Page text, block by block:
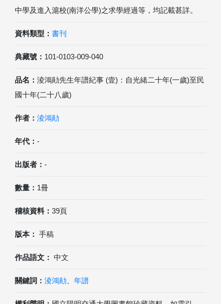
中學及進入滬校(南洋公學)之求學經過等，均記載甚詳。
資料類型： 書刊
典藏號： 101-0103-009-040
品名： 淩鴻勛先生年譜紀事 (壹)：自光緒二十年(一歲)至民
國十年(二十八歲)
作者： 淩鴻勛
年代： -
出版者： -
數量： 1冊
稽核資料： 39頁
版本： 手稿
作品語文： 中文
關鍵詞： 淩鴻勛 年譜